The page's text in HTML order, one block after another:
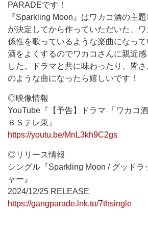
PARADEです！
『Sparkling Moon』はワカコ酒の主
が決定してから作っていただいた、
係性を歌っているような楽曲になっ
酒をよくするのでワカコさんに親近
した。ドラマと共に味わったり、皆
のような曲になったら嬉しいです！
◎映像情報
YouTube『【予告】ドラマ 「ワカコ
ＢＳテレ東』
https://youtu.be/MnL3kh9C2gs
◎リリース情報
シングル『Sparkling Moon / グッドラ
ャー』
2024/12/25 RELEASE
https://gangparade.lnk.to/7thsingle